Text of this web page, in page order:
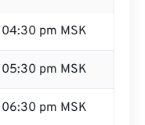
04:30 pm MSK
05:30 pm MSK
06:30 pm MSK